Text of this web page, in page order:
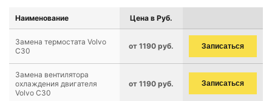
Наименование Цена в Руб.
Замена термостата Volvo
C30
от 1190 руб. Записаться
Замена вентилятора
охлаждения двигателя
Volvo C30
от 1190 руб. Записаться